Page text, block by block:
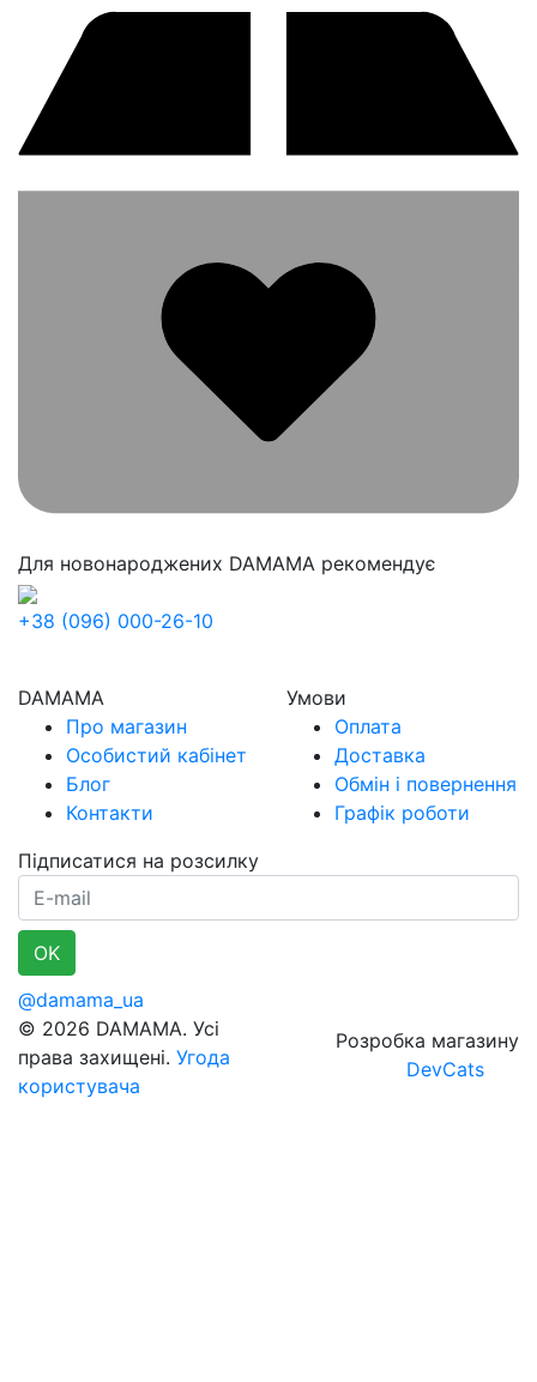
Для новонароджених DAMAMA рекомендує
+38 (096) 000-26-10
DAMAMA
Про магазин
Особистий кабінет
Блог
Контакти
Умови
Оплата
Доставка
Обмін і повернення
Графік роботи
Підписатися на розсилку
E-mail
OK
@damama_ua
© 2026 DAMAMA. Усі
права захищені. Угода
користувача
Розробка магазину
DevCats